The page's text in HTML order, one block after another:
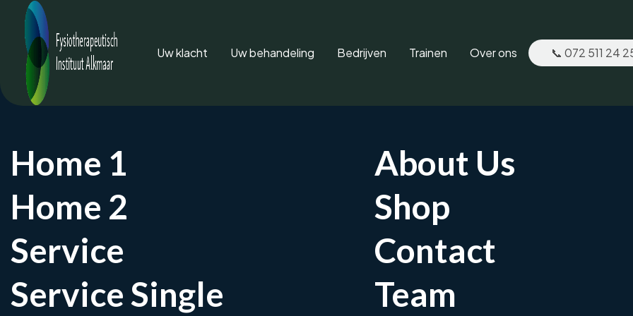
Home 1
Home 2
Service
Service Single
About Us
Shop
Contact
Team
Uw klacht Uw behandeling Bedrijven Trainen Over ons 📞 072 511 24
Stop de hoofdpijn!
Gerichte aanpak bij hoofdpijnklachten
Afspraak maken